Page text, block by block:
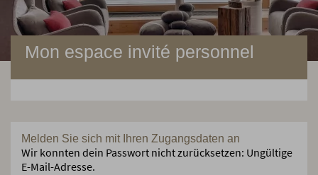
Mon espace invité personnel
Melden Sie sich mit Ihren Zugangsdaten an
Wir konnten dein Passwort nicht zurücksetzen: Ungültige
E-Mail-Adresse.